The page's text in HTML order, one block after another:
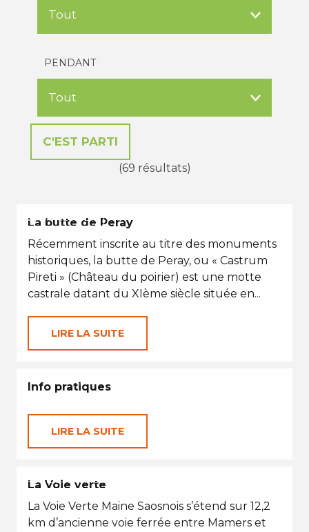
PENDANT
(69 résultats)
VACANCES D'ÉTÉ
La butte de Peray
Récemment inscrite au titre des monuments
historiques, la butte de Peray, ou « Castrum
Pireti » (Château du poirier) est une motte
castrale datant du XIème siècle située en...
LIRE LA SUITE
Info pratiques
LIRE LA SUITE
PETITES VACANCES
La Voie verte
La Voie Verte Maine Saosnois s’étend sur 12,2
km d’ancienne voie ferrée entre Mamers et